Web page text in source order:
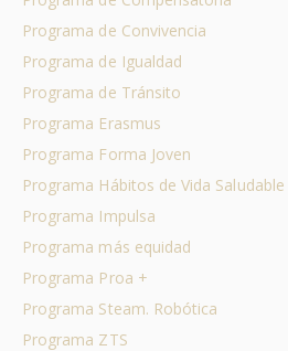
Programa de Convivencia
Programa de Igualdad
Programa de Tránsito
Programa Erasmus
Programa Forma Joven
Programa Hábitos de Vida Saludable
Programa Impulsa
Programa más equidad
Programa Proa +
Programa Steam. Robótica
Programa ZTS